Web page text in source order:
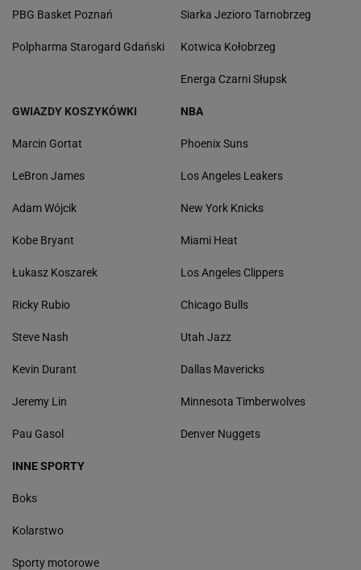
PBG Basket Poznań
Polpharma Starogard Gdański
Siarka Jezioro Tarnobrzeg
Kotwica Kołobrzeg
Energa Czarni Słupsk
GWIAZDY KOSZYKÓWKI
Marcin Gortat
LeBron James
Adam Wójcik
Kobe Bryant
Łukasz Koszarek
Ricky Rubio
Steve Nash
Kevin Durant
Jeremy Lin
Pau Gasol
NBA
Phoenix Suns
Los Angeles Leakers
New York Knicks
Miami Heat
Los Angeles Clippers
Chicago Bulls
Utah Jazz
Dallas Mavericks
Minnesota Timberwolves
Denver Nuggets
INNE SPORTY
Boks
Kolarstwo
Sporty motorowe